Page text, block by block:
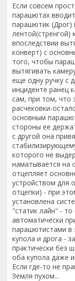
Если совсем
парашютах
парашютик (Дрог)
лентой(стренгой)
впоследствии
конверт) с
того, чтобы
вытягивать
еще одну ручку с
инциденте ранец
сам, при том, что
расчековки-
основным
стороны ее
с другой она
которого не
наматывается на
отцепляет
устройством для
отцепки) - при
установлена
"статик лайн" - то
автоматически
парашютистами в
купола и дрога -
практически без
оба купола даже
Если где-то не
Земля пухом...